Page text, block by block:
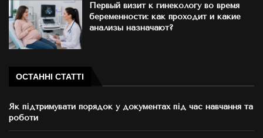
Первый визит к гинекологу во время
беременности: как проходит и какие
анализы назначают?
ОСТАННІ СТАТТІ
Як підтримувати порядок у документах під час навчання та
роботи